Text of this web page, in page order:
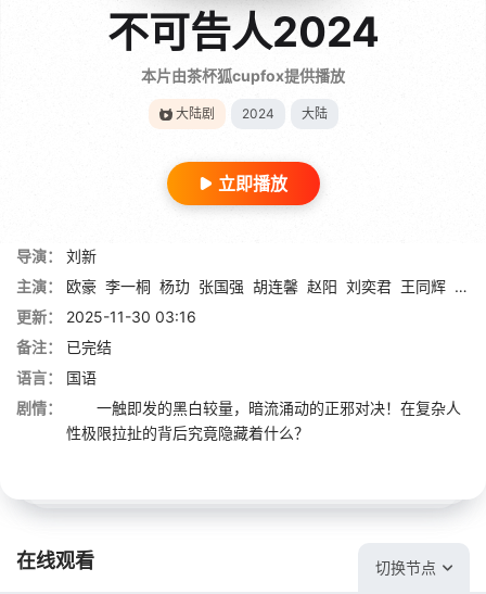
不可告人2024
本片由茶杯狐cupfox提供播放
大陆剧 2024 大陆
立即播放
导演：
刘新
主演：
欧豪 李一桐 杨玏 张国强 胡连馨 赵阳 刘奕君 王同辉 陈
更新：
2025-11-30 03:16
备注：
已完结
语言：
国语
剧情：
一触即发的黑白较量，暗流涌动的正邪对决！在复杂人
性极限拉扯的背后究竟隐藏着什么？
在线观看 切换节点